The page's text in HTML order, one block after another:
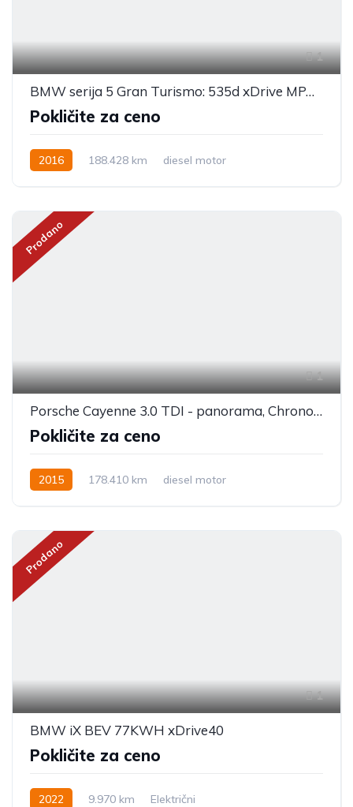
1
BMW serija 5 Gran Turismo: 535d xDrive MPAKET-HUD-SOFTCLOSE-WEB-PANO
Pokličite za ceno
2016 188.428 km diesel motor
Prodano
1
Porsche Cayenne 3.0 TDI - panorama, Chrono, Bose
Pokličite za ceno
2015 178.410 km diesel motor
Prodano
1
BMW iX BEV 77KWH xDrive40
Pokličite za ceno
2022 9.970 km Električni